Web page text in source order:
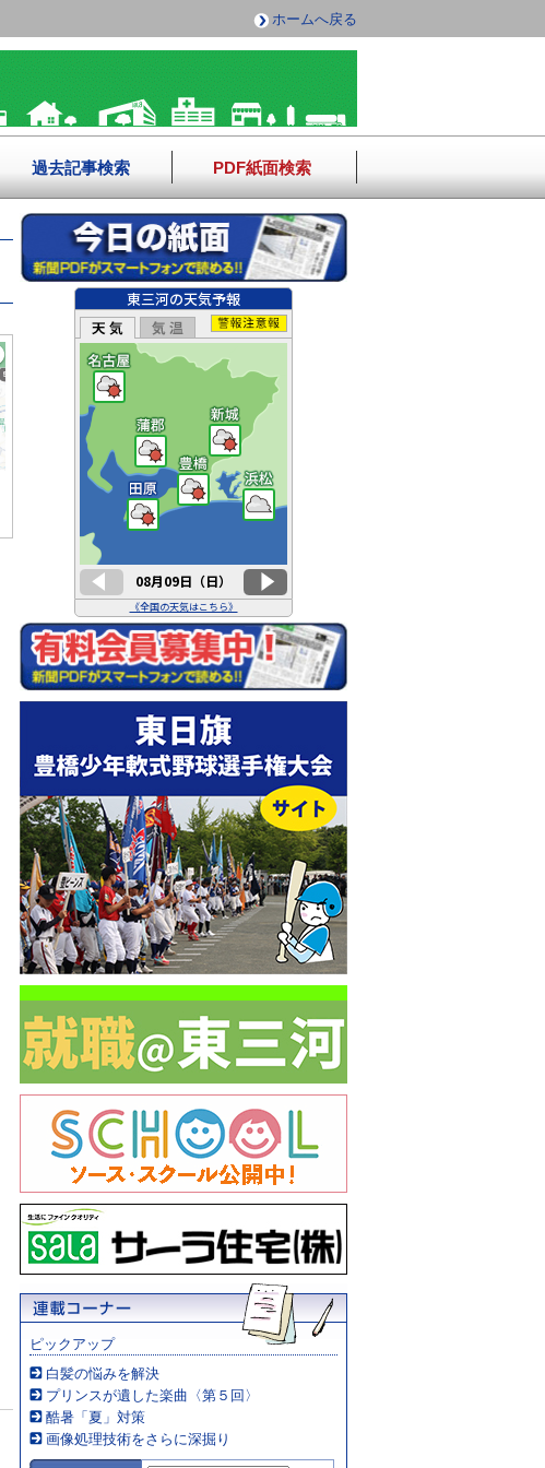
ホームへ戻る
過去記事検索 PDF紙面検索
ピックアップ
白髪の悩みを解決
プリンスが遺した楽曲〈第５回〉
酷暑「夏」対策
画像処理技術をさらに深掘り